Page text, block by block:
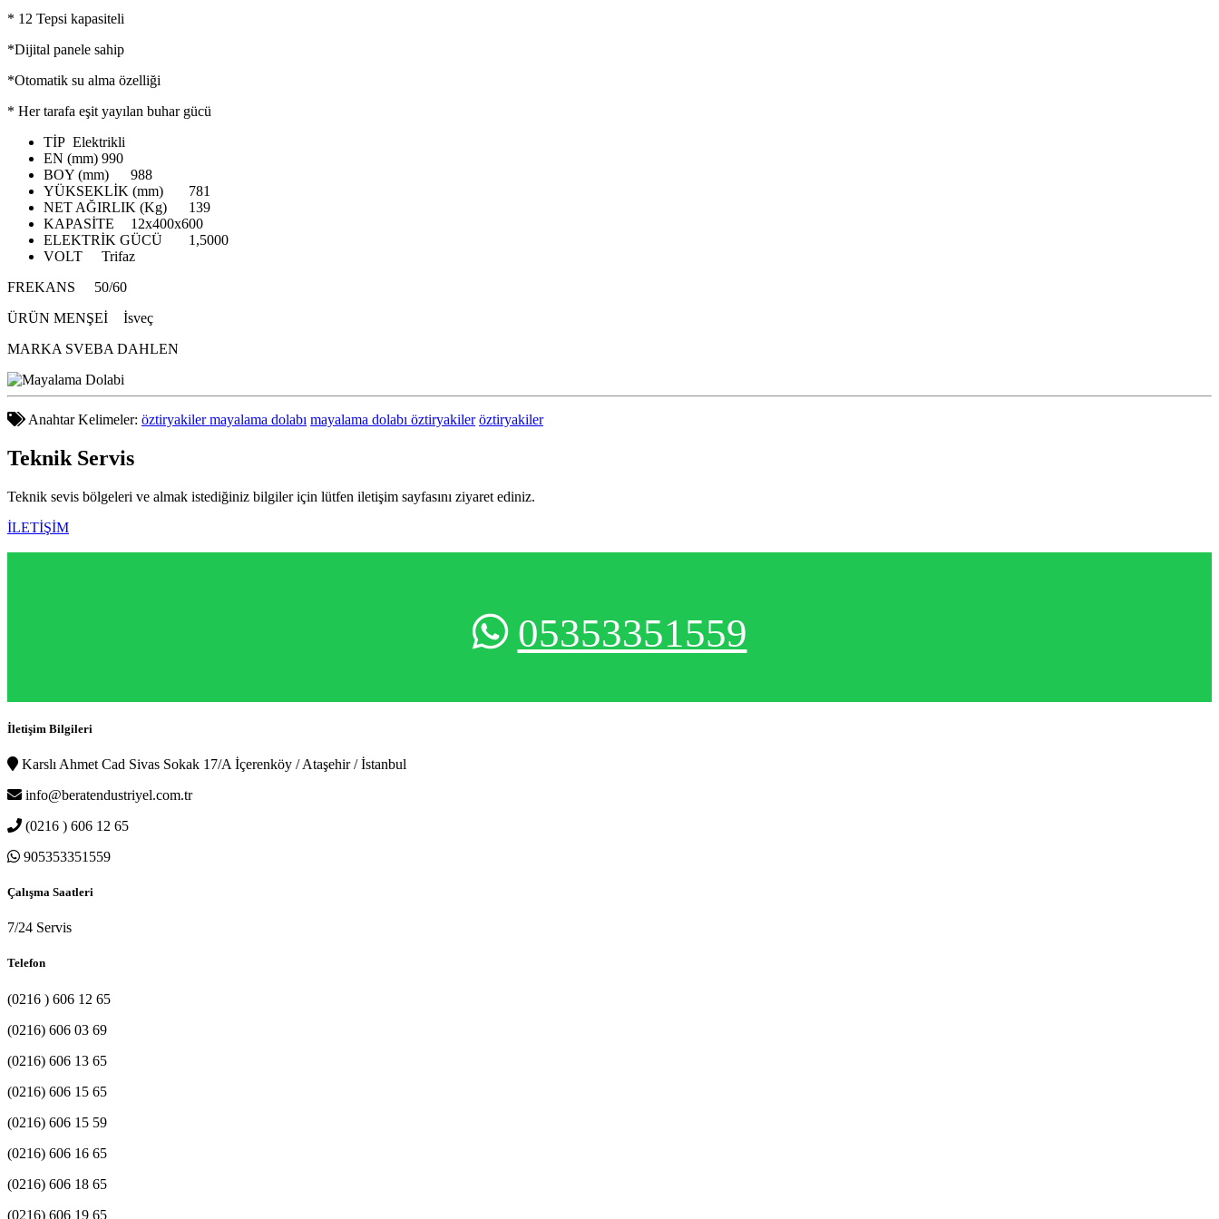
* 12 Tepsi kapasiteli
*Dijital panele sahip
*Otomatik su alma özelliği
* Her tarafa eşit yayılan buhar gücü
TİP Elektrikli
EN (mm) 990
BOY (mm)
988
YÜKSEKLİK (mm)
781
NET AĞIRLIK (Kg)
139
KAPASİTE
12x400x600
ELEKTRİK GÜCÜ
1,5000
VOLT
Trifaz
FREKANS
50/60
ÜRÜN MENŞEİ
İsveç
MARKA SVEBA DAHLEN
Anahtar Kelimeler: öztiryakiler mayalama dolabı mayalama dolabı öztiryakiler öztiryakiler
Teknik Servis
Teknik sevis bölgeleri ve almak istediğiniz bilgiler için lütfen iletişim sayfasını ziyaret ediniz.
İLETİŞİM
05353351559
İletişim Bilgileri
Karslı Ahmet Cad Sivas Sokak 17/A İçerenköy / Ataşehir / İstanbul
info@beratendustriyel.com.tr
(0216 ) 606 12 65
905353351559
Çalışma Saatleri
7/24 Servis
Telefon
(0216 ) 606 12 65
(0216) 606 03 69
(0216) 606 13 65
(0216) 606 15 65
(0216) 606 15 59
(0216) 606 16 65
(0216) 606 18 65
(0216) 606 19 65